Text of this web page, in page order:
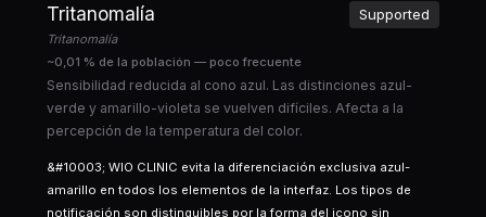
Tritanomalía
Tritanomalía
Supported
~0,01 % de la población — poco frecuente
Sensibilidad reducida al cono azul. Las distinciones azul-
verde y amarillo-violeta se vuelven difíciles. Afecta a la
percepción de la temperatura del color.
&#10003; WIO CLINIC evita la diferenciación exclusiva azul-
amarillo en todos los elementos de la interfaz. Los tipos de
notificación son distinguibles por la forma del icono sin